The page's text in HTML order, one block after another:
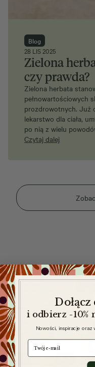
Blog
28 LIS 2025
Zielona
czy prawda?
Zielona herbata
pełnowartościowych
prozdrowotnych. Już
lekarstwo dla ciała,
po nią z wielu
Czytaj dalej
Dołącz
i odbierz -10%
Nowości, inspiracje
e-mail